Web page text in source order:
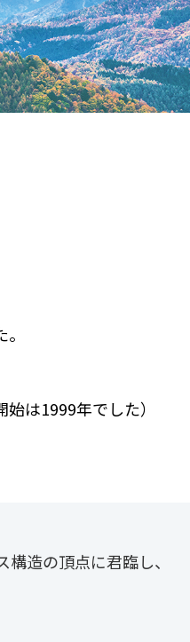
は1999年でした）
構造の頂点に君臨し、